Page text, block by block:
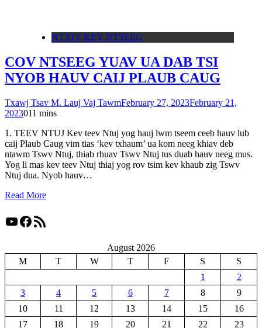
NTXIV KEV NTSEEG
COV NTSEEG YUAV UA DAB TSI
NYOB HAUV CAIJ PLAUB CAUG
Txawj Tsav M. Lauj Vaj TawmFebruary 27, 2023February 21,
2023011 mins
1. TEEV NTUJ Kev teev Ntuj yog hauj lwm tseem ceeb hauv lub
caij Plaub Caug vim tias ‘kev txhaum’ ua kom neeg khiav deb
ntawm Tswv Ntuj, thiab rhuav Tswv Ntuj tus duab hauv neeg mus.
Yog li mas kev teev Ntuj thiaj yog rov tsim kev khaub zig Tswv
Ntuj dua. Nyob hauv…
Read More
YouTube
Facebook
RSS Feed
August 2026
M
T W T F S
S
1
2
3
4 5 6 7 8
9
10
11 12 13 14 15
16
17
18 19 20 21 22
23